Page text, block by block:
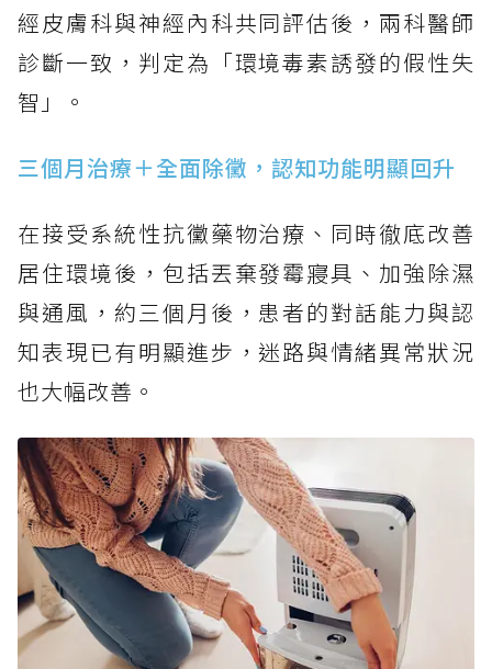
經皮膚科與神經內科共同評估後，兩科醫師
診斷一致，判定為「環境毒素誘發的假性失
智」。
三個月治療＋全面除黴，認知功能明顯回升
在接受系統性抗黴藥物治療、同時徹底改善
居住環境後，包括丟棄發霉寢具、加強除濕
與通風，約三個月後，患者的對話能力與認
知表現已有明顯進步，迷路與情緒異常狀況
也大幅改善。